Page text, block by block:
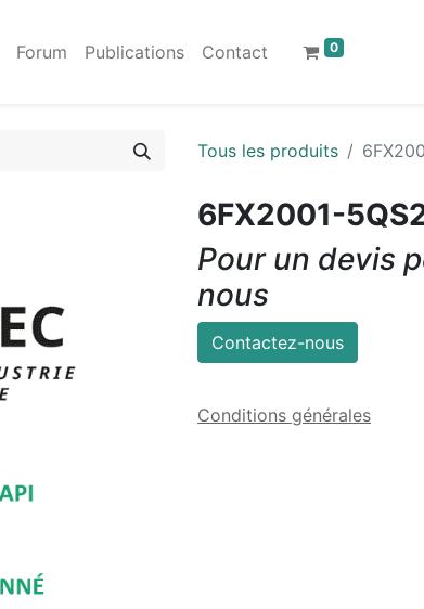
Forum Publications Contact 0
Tous les produits
6FX2001-
Pour un devis
nous
Contactez-nous
Conditions générales